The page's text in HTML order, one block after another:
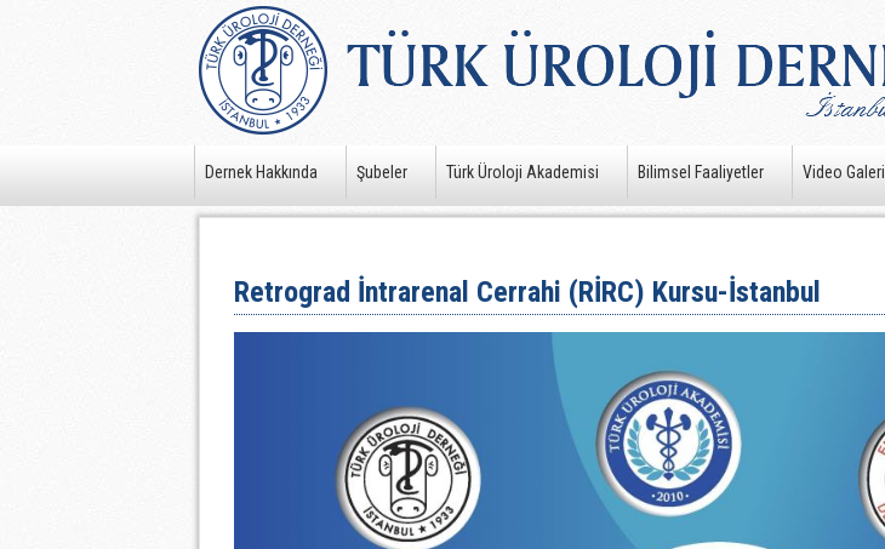
Dernek Hakkında Şubeler Türk Üroloji Akademisi Bilimsel Faaliyetler Video Galeri
Retrograd İntrarenal Cerrahi (RİRC) Kursu-İstanbul